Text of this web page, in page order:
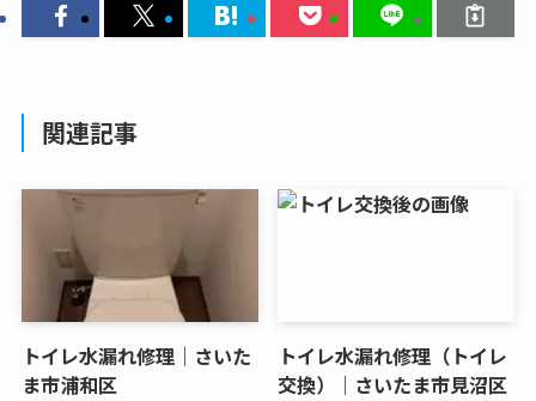
関連記事
トイレ水漏れ修理｜さいた
ま市浦和区
トイレ水漏れ修理（トイレ
交換）｜さいたま市見沼区